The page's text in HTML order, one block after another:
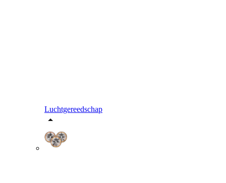
Luchtgereedschap